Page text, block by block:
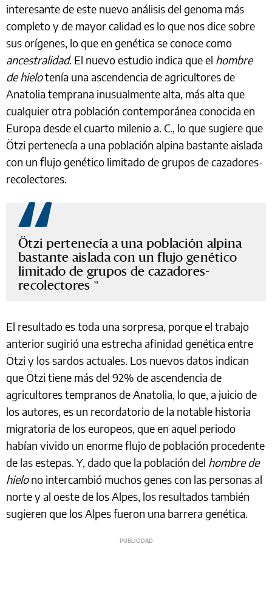
interesante de este nuevo análisis del genoma más
completo y de mayor calidad es lo que nos dice sobre
sus orígenes, lo que en genética se conoce como
ancestralidad. El nuevo estudio indica que el hombre
de hielotenía una ascendencia de agricultores de
Anatolia temprana inusualmente alta, más alta que
cualquier otra población contemporánea conocida en
Europa desde el cuarto milenio a. C., lo que sugiere que
Ötzi pertenecía a una población alpina bastante aislada
con un flujo genético limitado de grupos de cazadores-
recolectores.
Ötzi pertenecía a una población alpina
bastante aislada con un flujo genético
limitado de grupos de cazadores-
recolectores
El resultado es toda una sorpresa, porque el trabajo
anterior sugirió una estrecha afinidad genética entre
Ötzi y los sardos actuales. Los nuevos datos indican
que Ötzi tiene más del 92% de ascendencia de
agricultores tempranos de Anatolia, lo que, a juicio de
los autores, es un recordatorio de la notable historia
migratoria de los europeos, que en aquel periodo
habían vivido un enorme flujo de población procedente
de las estepas. Y, dado que la población del hombre de
hielono intercambió muchos genes con las personas al
norte y al oeste de los Alpes, los resultados también
sugieren que los Alpes fueron una barrera genética.